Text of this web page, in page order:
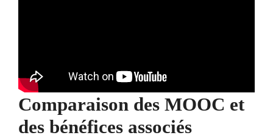
Comparaison des MOOC et
des bénéfices associés